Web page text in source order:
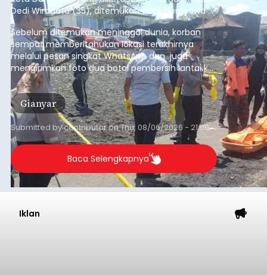
Dedi Wiranata (35), ditemukan tidak bernyawa di
pesisir Pantai Purnama, Sukawati.
Sebelum ditemukan meninggal dunia, korban
sempat memberitahukan lokasi terakhirnya
melalui pesan singkat WhatsApp dan juga
mengirimkan foto dua botol pembersih lantai ke
istrinya.
Gianyar
Submitted bycontributoronThu, 08/06/2026 - 21:06
Baca Selengkapnya
Iklan